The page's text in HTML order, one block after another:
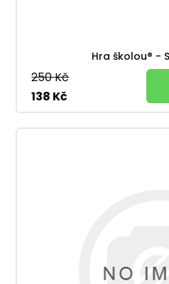
Hra školou® -
250 Kč
138 Kč